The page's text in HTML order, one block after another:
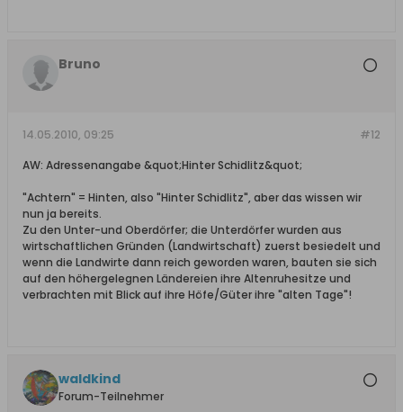
Bruno
#12
14.05.2010, 09:25
AW: Adressenangabe &quot;Hinter Schidlitz&quot;
"Achtern" = Hinten, also "Hinter Schidlitz", aber das wissen wir
nun ja bereits.
Zu den Unter-und Oberdörfer; die Unterdörfer wurden aus
wirtschaftlichen Gründen (Landwirtschaft) zuerst besiedelt und
wenn die Landwirte dann reich geworden waren, bauten sie sich
auf den höhergelegnen Ländereien ihre Altenruhesitze und
verbrachten mit Blick auf ihre Höfe/Güter ihre "alten Tage"!
waldkind
Forum-Teilnehmer